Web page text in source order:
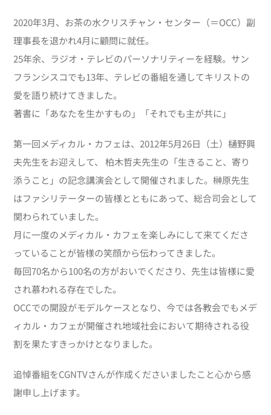
2020年3月、お茶の水クリスチャン・センター（＝OCC）副
理事長を退かれ4月に顧問に就任。
25年余、ラジオ・テレビのパーソナリティーを経験。サン
フランシスコでも13年、テレビの番組を通してキリストの
愛を語り続けてきました。
著書に「あなたを生かすもの」「それでも主が共に」
第一回メディカル・カフェは、2012年5月26日（土）樋野興
夫先生をお迎えして、 柏木哲夫先生の「生きること、寄り
添うこと」の記念講演会として開催されました。榊原先生
はファシリテーターの皆様とともにあって、総合司会として
関わられていました。
月に一度のメディカル・カフェを楽しみにして来てくださ
っていることが皆様の笑顔から伝わってきました。
毎回70名から100名の方がおいでくださり、先生は皆様に愛
され慕われる存在でした。
OCCでの開設がモデルケースとなり、今では各教会でもメデ
ィカル・カフェが開催され地域社会において期待される役
割を果たすきっかけとなりました。
追悼番組をCGNTVさんが作成くださいましたこと心から感
謝申し上げます。